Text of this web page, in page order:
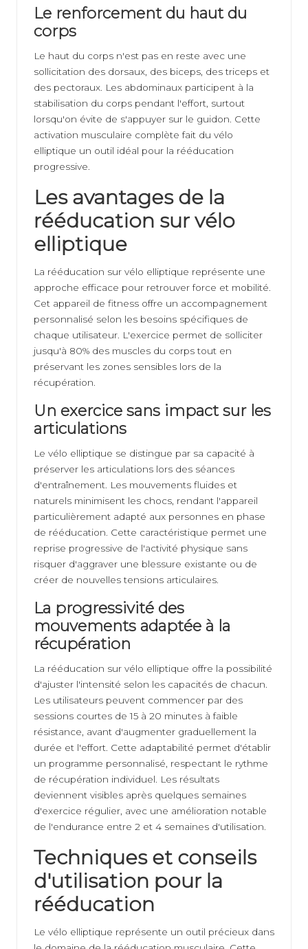
Le renforcement du haut du
corps
Le haut du corps n'est pas en reste avec une
sollicitation des dorsaux, des biceps, des triceps et
des pectoraux. Les abdominaux participent à la
stabilisation du corps pendant l'effort, surtout
lorsqu'on évite de s'appuyer sur le guidon. Cette
activation musculaire complète fait du vélo
elliptique un outil idéal pour la rééducation
progressive.
Les avantages de la
rééducation sur vélo
elliptique
La rééducation sur vélo elliptique représente une
approche efficace pour retrouver force et mobilité.
Cet appareil de fitness offre un accompagnement
personnalisé selon les besoins spécifiques de
chaque utilisateur. L'exercice permet de solliciter
jusqu'à 80% des muscles du corps tout en
préservant les zones sensibles lors de la
récupération.
Un exercice sans impact sur les
articulations
Le vélo elliptique se distingue par sa capacité à
préserver les articulations lors des séances
d'entraînement. Les mouvements fluides et
naturels minimisent les chocs, rendant l'appareil
particulièrement adapté aux personnes en phase
de rééducation. Cette caractéristique permet une
reprise progressive de l'activité physique sans
risquer d'aggraver une blessure existante ou de
créer de nouvelles tensions articulaires.
La progressivité des
mouvements adaptée à la
récupération
La rééducation sur vélo elliptique offre la possibilité
d'ajuster l'intensité selon les capacités de chacun.
Les utilisateurs peuvent commencer par des
sessions courtes de 15 à 20 minutes à faible
résistance, avant d'augmenter graduellement la
durée et l'effort. Cette adaptabilité permet d'établir
un programme personnalisé, respectant le rythme
de récupération individuel. Les résultats
deviennent visibles après quelques semaines
d'exercice régulier, avec une amélioration notable
de l'endurance entre 2 et 4 semaines d'utilisation.
Techniques et conseils
d'utilisation pour la
rééducation
Le vélo elliptique représente un outil précieux dans